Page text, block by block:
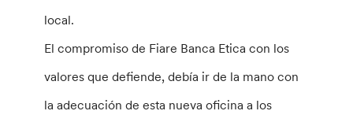
local.
El compromiso de Fiare Banca Etica con los
valores que defiende, debía ir de la mano con
la adecuación de esta nueva oficina a los